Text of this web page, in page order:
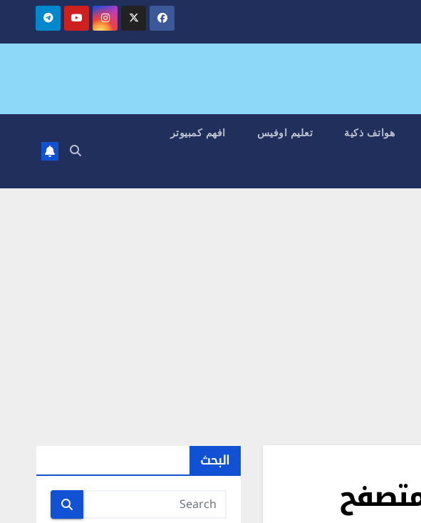
هواتف ذكية تعليم اوفيس افهم كمبيوتر
البحث